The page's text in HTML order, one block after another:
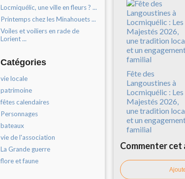
Locmiquélic, une ville en fleurs ? ...
Printemps chez les Minahouets ...
Voiles et voiliers en rade de
Lorient ...
Catégories
vie locale
patrimoine
fêtes calendaires
Personnages
bateaux
vie de l'association
La Grande guerre
flore et faune
Fête des
Langoustines à
Locmiquélic : Les
Majestés 2026,
une tradition
et un
familial
Commenter